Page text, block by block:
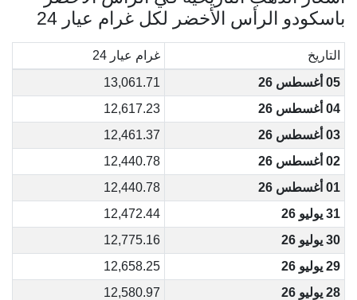
باسكودو الرأس الأخضر لكل غرام عيار 24
التاريخ
غرام عيار 24
05 أغسطس 26
13,061.71
04 أغسطس 26
12,617.23
03 أغسطس 26
12,461.37
02 أغسطس 26
12,440.78
01 أغسطس 26
12,440.78
31 يوليو 26
12,472.44
30 يوليو 26
12,775.16
29 يوليو 26
12,658.25
28 يوليو 26
12,580.97